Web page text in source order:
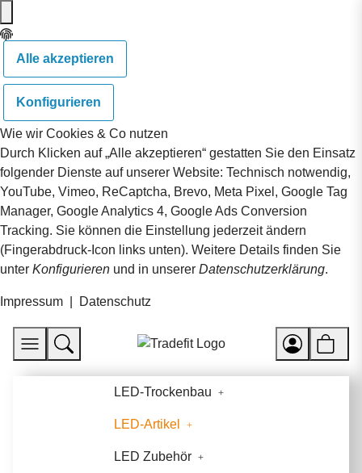
Alle akzeptieren
Konfigurieren
Wie wir Cookies & Co nutzen
Durch Klicken auf „Alle akzeptieren“ gestatten Sie den Einsatz
folgender Dienste auf unserer Website: Technisch notwendig,
YouTube, Vimeo, ReCaptcha, Brevo, Meta Pixel, Google Tag
Manager, Google Analytics 4, Google Ads Conversion
Tracking. Sie können die Einstellung jederzeit ändern
(Fingerabdruck-Icon links unten). Weitere Details finden Sie
unter Konfigurieren und in unserer Datenschutzerklärung.
Impressum Datenschutz
LED-Trockenbau
LED-Artikel
LED Zubehör